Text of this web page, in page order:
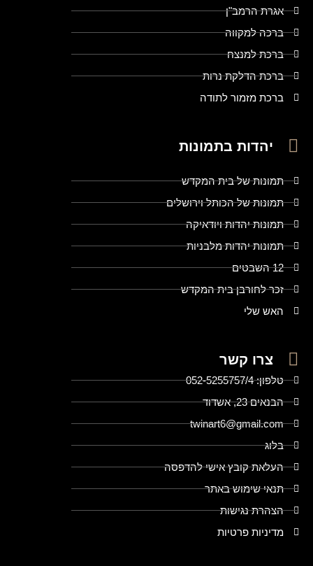
אגרת הרמב"ן
ברכה למקווה
ברכת למנצח
ברכת הדלקת נרות
ברכת מזמור לתודה
יהדות בתמונות
תמונות של בית המקדש
תמונות של הכותל וירושלים
תמונות יהדות ויודאיקה
תמונות יהדות מלבניות
12 השבטים
זכר לחורבן בית המקדש
האש שלי
צרו קשר
טלפון: 052-5255757/4
הבנאים 23, אשדוד
twinart6@gmail.com
בלוג
העלאת קובץ אישי להדפסה
תנאי שימוש באתר
הצהרת נגישות
מדיניות פרטיות